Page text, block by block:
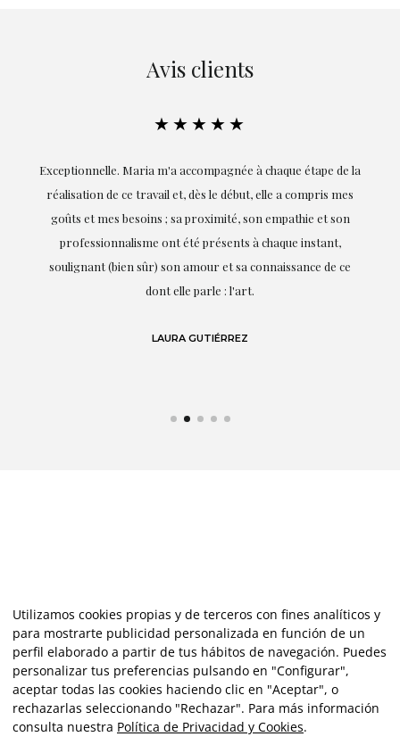
Avis clients
★★★★★
Exceptionnelle. Maria m'a accompagnée à chaque étape de la
réalisation de ce travail et, dès le début, elle a compris mes
goûts et mes besoins ; sa proximité, son empathie et son
professionnalisme ont été présents à chaque instant,
soulignant (bien sûr) son amour et sa connaissance de ce
dont elle parle : l'art.
LAURA GUTIÉRREZ
Utilizamos cookies propias y de terceros con fines analíticos y
para mostrarte publicidad personalizada en función de un
perfil elaborado a partir de tus hábitos de navegación. Puedes
personalizar tus preferencias pulsando en "Configurar",
aceptar todas las cookies haciendo clic en "Aceptar", o
rechazarlas seleccionando "Rechazar". Para más información
consulta nuestra Política de Privacidad y Cookies.